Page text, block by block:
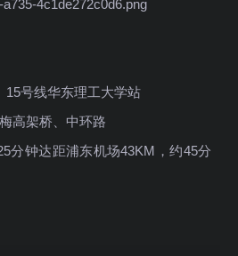
15号线华东理工大学站
高架桥、中环路
分钟达距浦东机场43KM，约45分